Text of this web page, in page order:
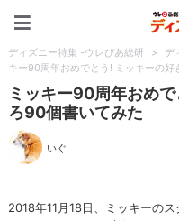
ディズニー特集 -ウレぴあ総研 > デ
キー90周年おめでとう! ミッキーの好
ミッキー90周年おめ
ろ90個書いてみた
いぐ
2018年11月18日、ミッキーの